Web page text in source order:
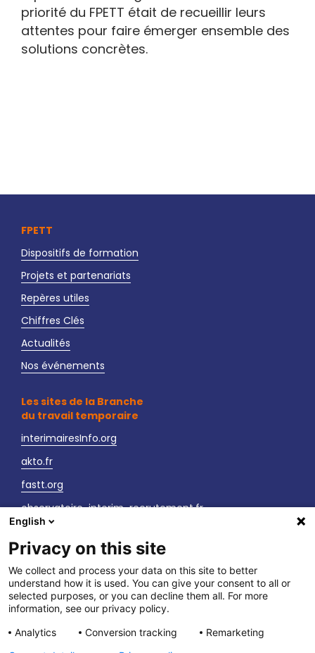
priorité du FPETT était de recueillir leurs
attentes pour faire émerger ensemble des
solutions concrètes.
FPETT
Dispositifs de formation
Projets et partenariats
Repères utiles
Chiffres Clés
Actualités
Nos événements
Les sites de la Branche
du travail temporaire
interimairesInfo.org
akto.fr
fastt.org
observatoire-interim-recrutement.fr
sante-securite-interim.fr
Nous contacter
LinkedIn
Vos interlocuteurs
English
Privacy on this site
We collect and process your data on this site to better
understand how it is used. You can give your consent to all or
selected purposes, or you can decline them all. For more
information, see our privacy policy.
Analytics
Conversion tracking
Remarketing